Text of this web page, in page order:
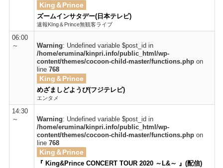
King＆Prince
ズームインサタデー(日本テレビ)
速報KIng＆Prince無観客ライブ
06:00
～
Warning: Undefined variable $post_id in
/home/erumina/kinpri.info/public_html/wp-
content/themes/cocoon-child-master/functions.php on
line 768
King＆Prince
めざましどようび(フジテレビ)
エンタメ
14:30
～
Warning: Undefined variable $post_id in
/home/erumina/kinpri.info/public_html/wp-
content/themes/cocoon-child-master/functions.php on
line 768
King＆Prince
『 King&Prince CONCERT TOUR 2020 ～L&～ 』(配信)